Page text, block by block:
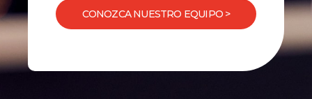
CONOZCA NUESTRO EQUIPO >